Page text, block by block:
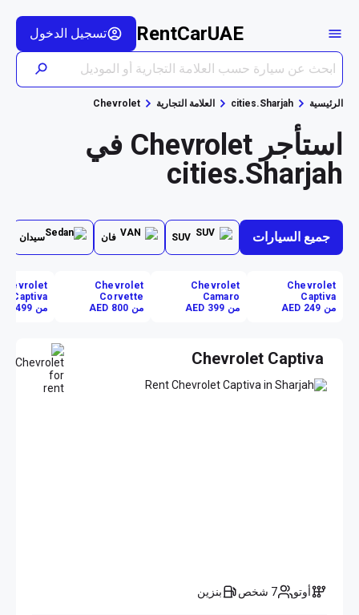
RentCarUAE تسجيل الدخول
الرئيسية cities.Sharjah العلامة التجارية Chevrolet
استأجر Chevrolet في
cities.Sharjah
جميع السيارات SUV فان سيدان
Chevrolet
Captiva
من AED 249
Chevrolet
Camaro
من AED 399
Chevrolet
Corvette
من AED 800
Captiva
من AED 1499
Chevrolet Captiva
أوتو 7 شخص بنزين